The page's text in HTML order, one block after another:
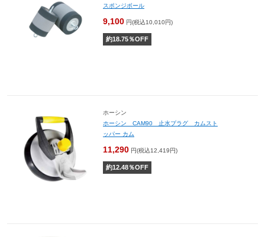
スポンジボール
9,100 円(税込10,010円)
約18.75％OFF
ホーシン
ホーシン CAM90 止水プラグ カムスト
ッパー カム
11,290 円(税込12,419円)
約12.48％OFF